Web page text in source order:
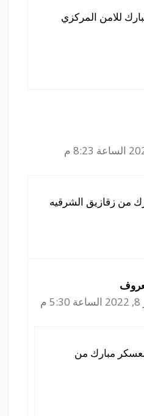
للامن المركزي
من زقازيق الشرقيه
مبارك من